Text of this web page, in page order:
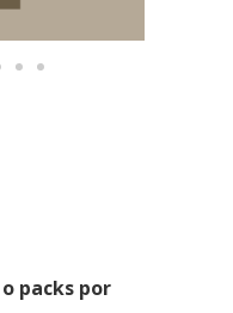
packs por